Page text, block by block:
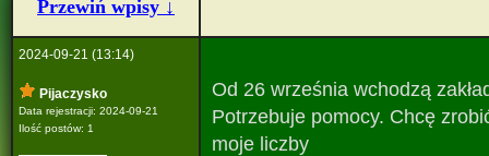
Przewiń wpisy ↓
2024-09-21 (13:14)
Pijaczysko
Data rejestracji: 2024-09-21
Ilość postów: 1
Od 26 września wchodzą
Potrzebuje pomocy. Chcę
moje liczby